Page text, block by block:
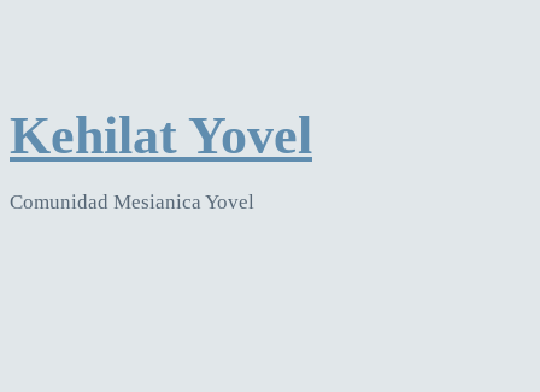
Kehilat Yovel
Comunidad Mesianica Yovel